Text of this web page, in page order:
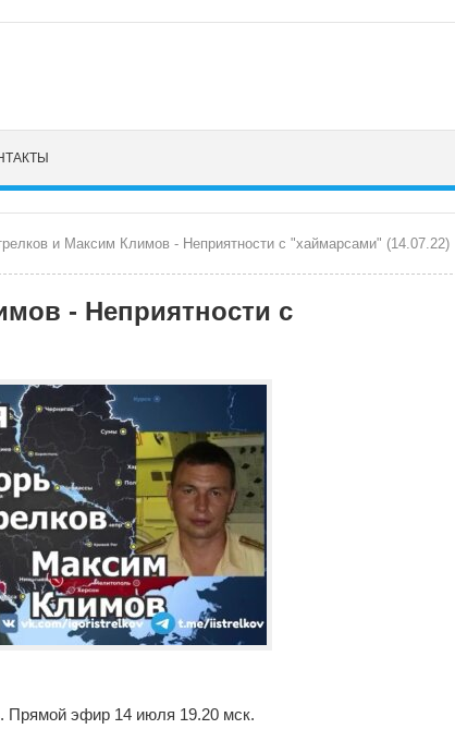
и Максим Климов - Неприятности с "хаймарсами" (14.07.22)
- Неприятности с
Прямой эфир 14 июля 19.20 мск.